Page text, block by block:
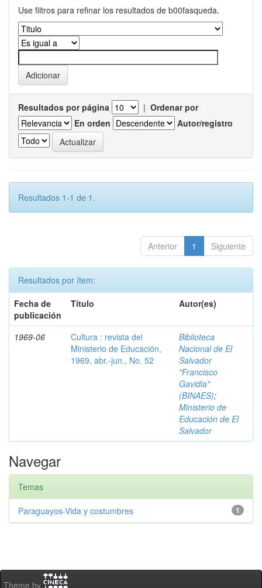
Use filtros para refinar los resultados de b00fasqueda.
Resultados por página | Ordenar por
En orden
Autor/registro
Resultados 1-1 de 1.
Anterior 1 Siguiente
Resultados por ítem:
Fecha de
publicación
Título Autor(es)
1969-06
Cultura : revista del
Ministerio de Educación,
1969, abr.-jun., No. 52
Biblioteca
Nacional de El
Salvador
"Francisco
Gavidia"
(BINAES);
Ministerio de
Educación de El
Salvador
Navegar
Temas
1
Paraguayos-Vida y costumbres
Theme by